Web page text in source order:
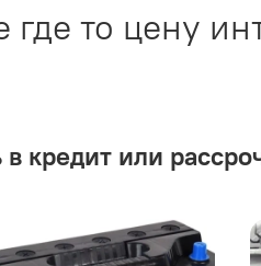
где то цену
кредит или